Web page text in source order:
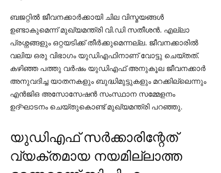
ബജറ്റില്‍ ജീവനക്കാര്‍ക്കായി ചില വിസ്മയങ്ങള്‍
ഉണ്ടാകുമെന്ന് മുഖ്യമന്ത്രി വി.ഡി സതീശന്‍. എല്ലാ
പ്രശ്നങ്ങളും ഒറ്റയടിക്ക് തീര്‍ക്കുമെന്നല്ല. ജീവനക്കാരില്‍
വലിയ ഒരു വിഭാഗം യുഡിഎഫിനാണ് വോട്ടു ചെയ്തത്.
കഴിഞ്ഞ പത്തു വര്‍ഷം യുഡിഎഫ് അനുകൂല ജീവനക്കാര്‍
അനുവദിച്ച യാതനകളും ബുദ്ധിമുട്ടുകളും മറക്കില്ലെന്നും
എന്‍ജിഒ അസോസേഷന്‍ സംസ്ഥാന സമ്മേളനം
ഉദ്ഘാടനം ചെയ്തുകൊണ്ട് മുഖ്യമന്ത്രി പറഞ്ഞു.
യുഡിഎഫ് സര്‍ക്കാരിന്റേത്
വ്യക്തമായ നയമില്ലാത്ത